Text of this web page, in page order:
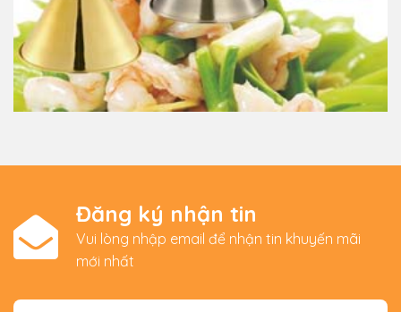
Đăng ký nhận tin
Vui lòng nhập email để nhận tin khuyến mãi
mới nhất